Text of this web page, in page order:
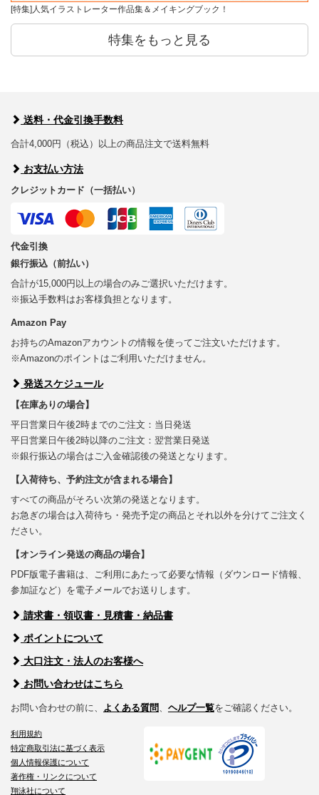
[特集]人気イラストレーター作品集＆メイキングブック！
特集をもっと見る
送料・代金引換手数料
合計4,000円（税込）以上の商品注文で送料無料
お支払い方法
クレジットカード（一括払い）
代金引換
銀行振込（前払い）
合計が15,000円以上の場合のみご選択いただけます。
※振込手数料はお客様負担となります。
Amazon Pay
お持ちのAmazonアカウントの情報を使ってご注文いただけます。
※Amazonのポイントはご利用いただけません。
発送スケジュール
【在庫ありの場合】
平日営業日午後2時までのご注文：当日発送
平日営業日午後2時以降のご注文：翌営業日発送
※銀行振込の場合はご入金確認後の発送となります。
【入荷待ち、予約注文が含まれる場合】
すべての商品がそろい次第の発送となります。
お急ぎの場合は入荷待ち・発売予定の商品とそれ以外を分けてご注文く
ださい。
【オンライン発送の商品の場合】
PDF版電子書籍は、ご利用にあたって必要な情報（ダウンロード情報、
参加証など）を電子メールでお送りします。
請求書・領収書・見積書・納品書
ポイントについて
大口注文・法人のお客様へ
お問い合わせはこちら
お問い合わせの前に、 よくある質問、 ヘルプ一覧をご確認ください。
利用規約
特定商取引法に基づく表示
個人情報保護について
著作権・リンクについて
翔泳社について